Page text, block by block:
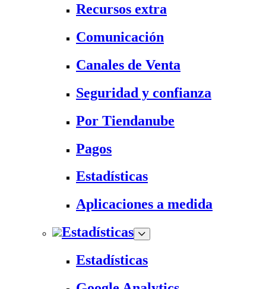
Recursos extra
Comunicación
Canales de Venta
Seguridad y confianza
Por Tiendanube
Pagos
Estadísticas
Aplicaciones a medida
Estadísticas
Estadísticas